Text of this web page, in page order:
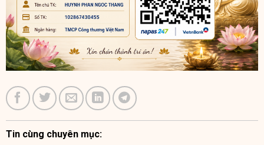
Tin cùng chuyên mục: